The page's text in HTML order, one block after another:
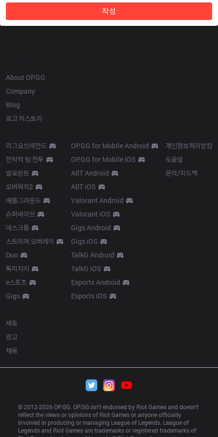
작성
About OP.GG
Company
Blog
로고 히스토리
리그오브레전드
전략적 팀 전투
발로란트
오버워치2
배틀그라운드
슈퍼바이브
데스크톱
스트리머 오버레이
Duo
톡피지지
e스포츠
Gigs
OP.GG for Mobile Android
OP.GG for Mobile iOS
AllT Android
AllT iOS
Valorant Android
Valorant iOS
Gigs Android
Gigs iOS
TalkG Android
TalkG iOS
Esports Android
Esports iOS
개인정보처리방침
도움말
문의/피드백
제휴
광고
채용
© 2012-2026 OP.GG. OP.GG isn’t endorsed by Riot Games and doesn’t
reflect the views or opinions of Riot Games or anyone officially
involved in producing or managing League of Legends. League of
Legends and Riot Games are trademarks or registered trademarks of